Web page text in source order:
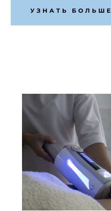
УЗНАТЬ БОЛЬШЕ